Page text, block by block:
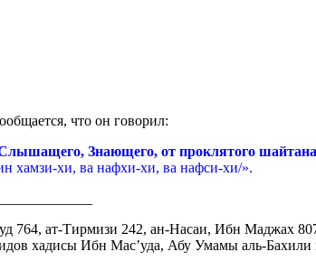
что он говорил:
Знающего, от проклятого
хамзи-хи, ва нафхи-хи, ва нафси-хи/».
764, ат-Тирмизи 242, ан-Насаи, Ибн Маджах
хадисы Ибн Мас’уда, Абу Умамы аль-